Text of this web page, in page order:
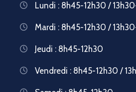
Lundi : 8h45-12h30 /
Mardi : 8h45-12h30 /
Jeudi : 8h45-12h30
Vendredi : 8h45-12h30 /